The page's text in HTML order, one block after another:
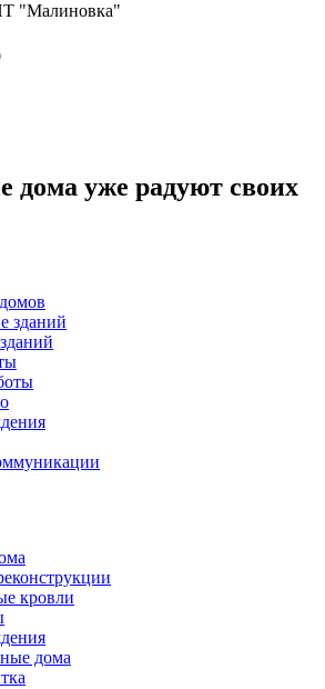
"Малиновка"
дома уже радуют своих
зданий
кровли
дома